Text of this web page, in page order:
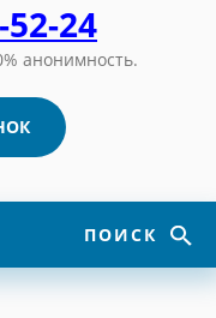
52-24
анонимность.
ПОИСК